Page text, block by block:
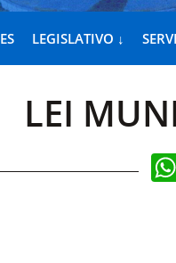
LEGISLATIVO ↓
LEI